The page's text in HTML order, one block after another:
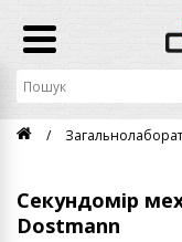
Секундомір
Dostmann